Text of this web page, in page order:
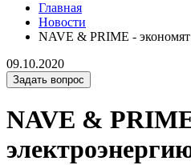
Главная
Новости
NAVE & PRIME -
09.10.2020
Задать вопрос
NAVE &